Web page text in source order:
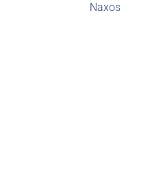
vammos 26